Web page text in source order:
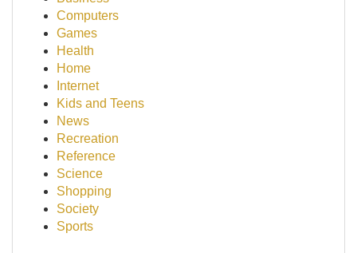
Computers
Games
Health
Home
Internet
Kids and Teens
News
Recreation
Reference
Science
Shopping
Society
Sports